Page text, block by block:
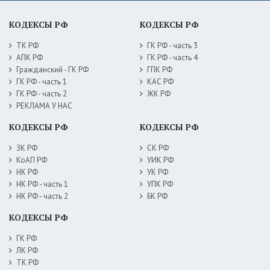
КОДЕКСЫ РФ
ТК РФ
АПК РФ
Гражданский - ГК РФ
ГК РФ - часть 1
ГК РФ - часть 2
РЕКЛАМА У НАС
КОДЕКСЫ РФ
ГК РФ - часть 3
ГК РФ - часть 4
ГПК РФ
КАС РФ
ЖК РФ
КОДЕКСЫ РФ
ЗК РФ
КоАП РФ
НК РФ
НК РФ - часть 1
НК РФ - часть 2
КОДЕКСЫ РФ
СК РФ
УИК РФ
УК РФ
УПК РФ
БК РФ
КОДЕКСЫ РФ
ГК РФ
ЛК РФ
ТК РФ